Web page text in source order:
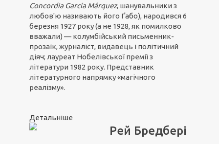
Concordia García Márquez, шанувальники з
любов'ю називають його Ґабо), народився 6
березня 1927 року (а не 1928, як помилково
вважали) — колумбійський письменник-
прозаїк, журналіст, видавець і політичний
діяч; лауреат Нобелівської премії з
літератури 1982 року. Представник
літературного напрямку «магічного
реалізму».
Детальніше
Рей Бредбері